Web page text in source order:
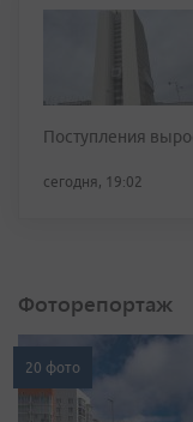
Поступления
сегодня, 19:02
Фоторепортаж
20 фото